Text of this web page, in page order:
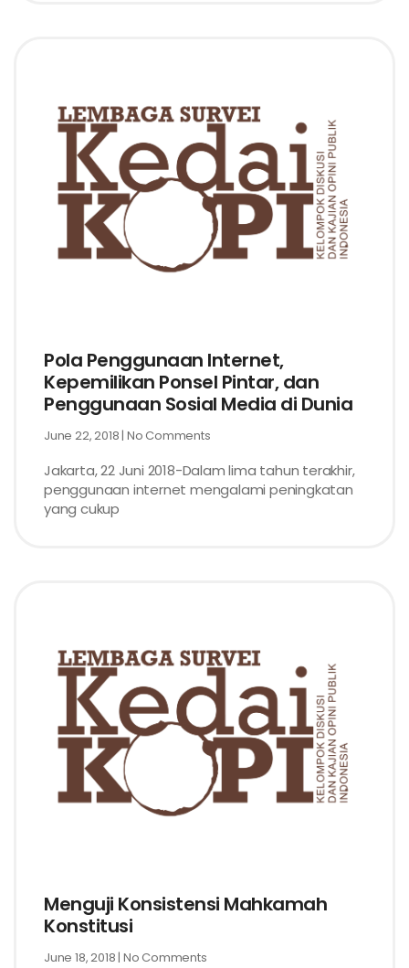
Pola Penggunaan Internet,
Kepemilikan Ponsel Pintar, dan
Penggunaan Sosial Media di Dunia
June 22, 2018 No Comments
Jakarta, 22 Juni 2018-Dalam lima tahun terakhir,
penggunaan internet mengalami peningkatan
yang cukup
Menguji Konsistensi Mahkamah
Konstitusi
June 18, 2018 No Comments